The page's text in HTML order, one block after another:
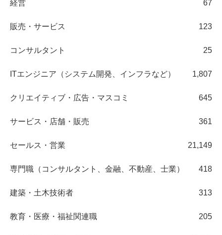
経営 67
販売・サービス 123
コンサルタント 25
ITエンジニア（システム開発、インフラなど） 1,807
クリエイティブ・広告・マスコミ 645
サービス・店舗・販売 361
セールス・営業 21,149
専門職（コンサルタント、金融、不動産、士業） 418
建築・土木技術者 313
教育・医療・福祉関連職 205